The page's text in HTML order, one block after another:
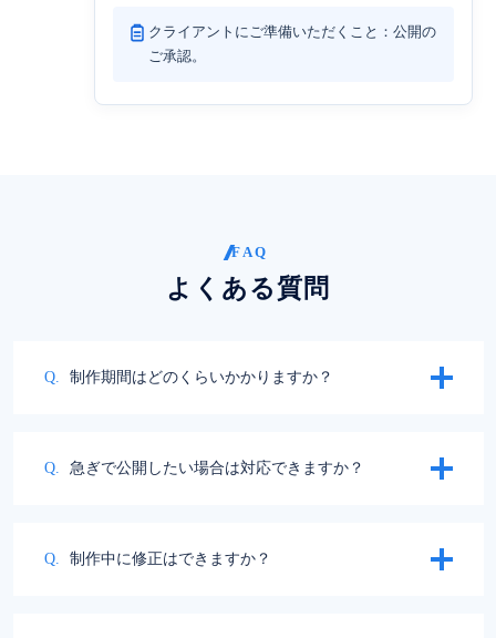
クライアントにご準備いただくこと：公開の
ご承認。
よくある質問
制作期間はどのくらいかかりますか？
急ぎで公開したい場合は対応できますか？
制作中に修正はできますか？